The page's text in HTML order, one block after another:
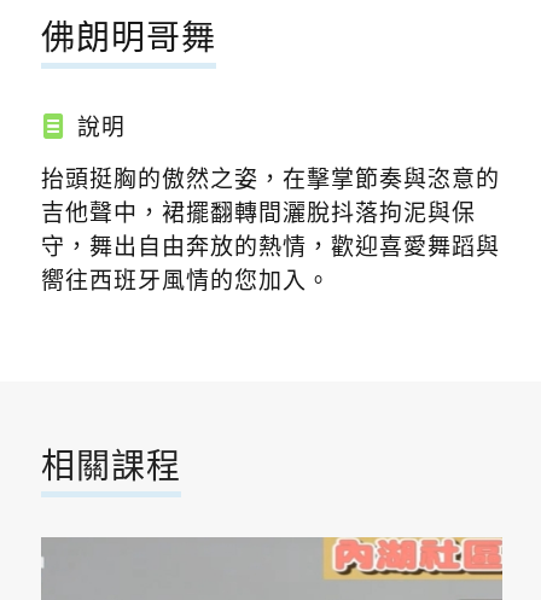
佛朗明哥舞
說明
抬頭挺胸的傲然之姿，在擊掌節奏與恣意的
吉他聲中，裙擺翻轉間灑脫抖落拘泥與保
守，舞出自由奔放的熱情，歡迎喜愛舞蹈與
嚮往西班牙風情的您加入。
相關課程